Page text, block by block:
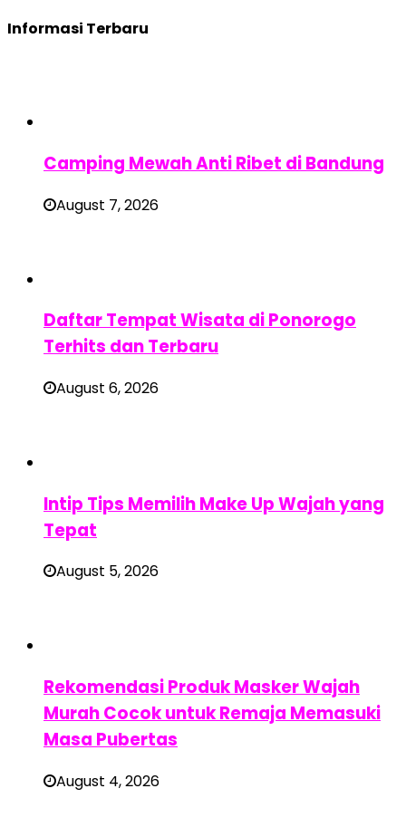
Informasi Terbaru
Camping Mewah Anti Ribet di Bandung
August 7, 2026
Daftar Tempat Wisata di Ponorogo
Terhits dan Terbaru
August 6, 2026
Intip Tips Memilih Make Up Wajah yang
Tepat
August 5, 2026
Rekomendasi Produk Masker Wajah
Murah Cocok untuk Remaja Memasuki
Masa Pubertas
August 4, 2026